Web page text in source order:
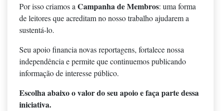
Por isso criamos aCampanha de Membros: uma forma
de leitores que acreditam no nosso trabalho ajudarem a
sustentá-lo.
Seu apoio financia novas reportagens, fortalece nossa
independência e permite que continuemos publicando
informação de interesse público.
Escolha abaixo o valor do seu apoio e faça parte dessa
iniciativa.